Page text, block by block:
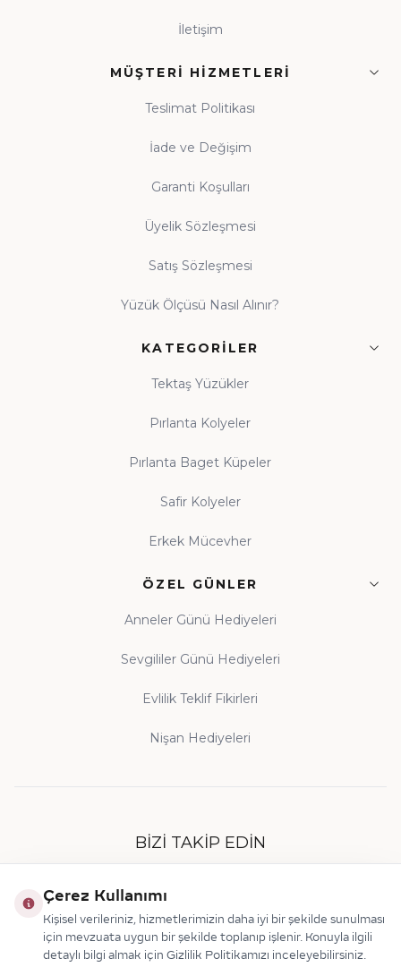
İletişim
MÜŞTERI HIZMETLERI
Teslimat Politikası
İade ve Değişim
Garanti Koşulları
Üyelik Sözleşmesi
Satış Sözleşmesi
Yüzük Ölçüsü Nasıl Alınır?
KATEGORILER
Tektaş Yüzükler
Pırlanta Kolyeler
Pırlanta Baget Küpeler
Safir Kolyeler
Erkek Mücevher
ÖZEL GÜNLER
Anneler Günü Hediyeleri
Sevgililer Günü Hediyeleri
Evlilik Teklif Fikirleri
Nişan Hediyeleri
BIZI TAKIP EDIN
Çerez Kullanımı
Kişisel verileriniz, hizmetlerimizin daha iyi bir şekilde sunulması
için mevzuata uygun bir şekilde toplanıp işlenir. Konuyla ilgili
detaylı bilgi almak için Gizlilik Politikamızı inceleyebilirsiniz.